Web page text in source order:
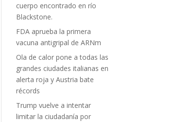
cuerpo encontrado en río
Blackstone.
FDA aprueba la primera
vacuna antigripal de ARNm
Ola de calor pone a todas las
grandes ciudades italianas en
alerta roja y Austria bate
récords
Trump vuelve a intentar
limitar la ciudadanía por